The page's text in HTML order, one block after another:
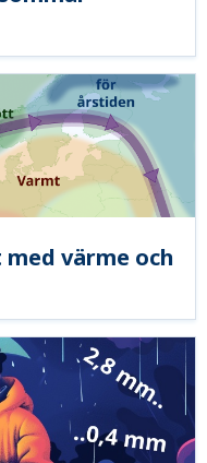
värme och